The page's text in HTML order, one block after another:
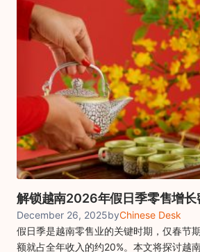
解锁越南2026年假日季零售增长
December 26, 2025byChinese Desk
假日季是越南零售业的关键时期，仅春节
额就占全年收入的约20%。本文将探讨越